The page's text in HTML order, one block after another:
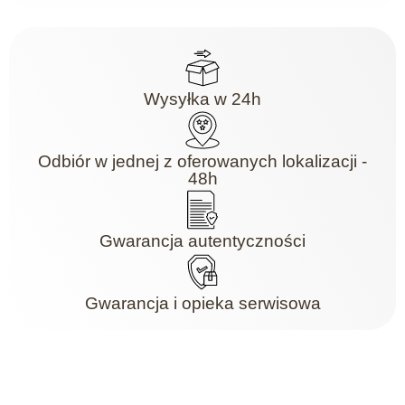
Wysyłka w 24h
Odbiór w jednej z oferowanych lokalizacji -
48h
Gwarancja autentyczności
Gwarancja i opieka serwisowa